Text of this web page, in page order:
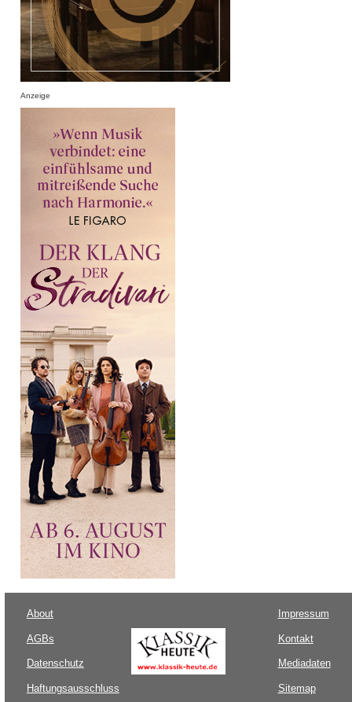
Anzeige
About
AGBs
Datenschutz
Haftungsausschluss
Impressum
Kontakt
Mediadaten
Sitemap